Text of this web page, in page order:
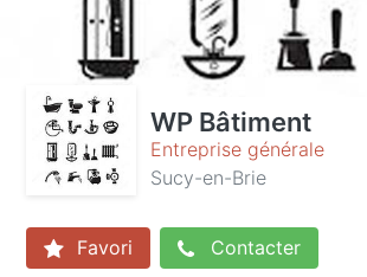
WP Bâtiment
Entreprise générale
Sucy-en-Brie
Favori Contacter